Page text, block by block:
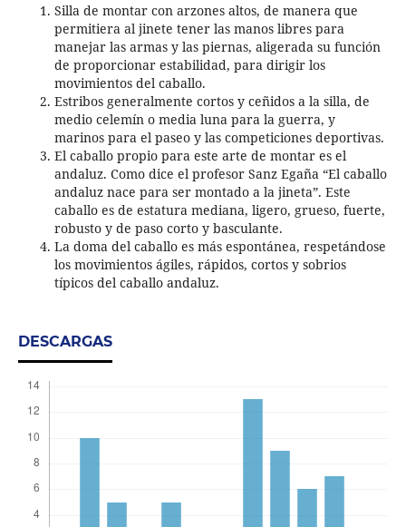
Silla de montar con arzones altos, de manera que
permitiera al jinete tener las manos libres para
manejar las armas y las piernas, aligerada su función
de proporcionar estabilidad, para dirigir los
movimientos del caballo.
Estribos generalmente cortos y ceñidos a la silla, de
medio celemín o media luna para la guerra, y
marinos para el paseo y las competiciones deportivas.
El caballo propio para este arte de montar es el
andaluz. Como dice el profesor Sanz Egaña “El caballo
andaluz nace para ser montado a la jineta”. Este
caballo es de estatura mediana, ligero, grueso, fuerte,
robusto y de paso corto y basculante.
La doma del caballo es más espontánea, respetándose
los movimientos ágiles, rápidos, cortos y sobrios
típicos del caballo andaluz.
DESCARGAS